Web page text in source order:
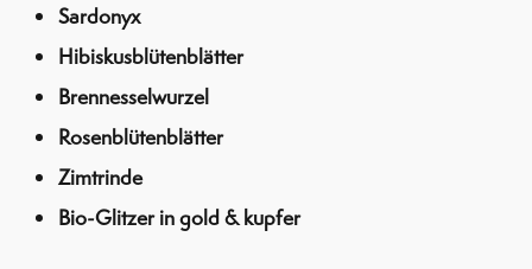
Sardonyx
Hibiskusblütenblätter
Brennesselwurzel
Rosenblütenblätter
Zimtrinde
Bio-Glitzer in gold & kupfer